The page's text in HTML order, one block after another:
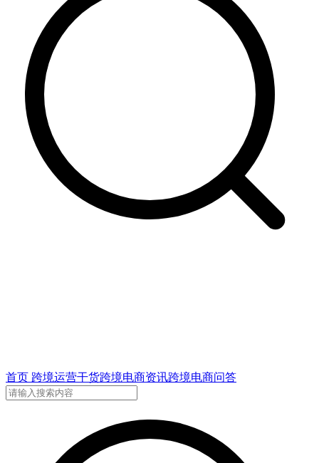
首页 跨境运营干货跨境电商资讯跨境电商问答